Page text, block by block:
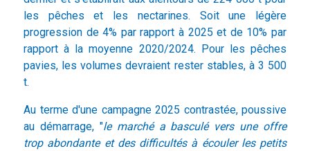
les pêches et les nectarines. Soit une légère
progression de 4% par rapport à 2025 et de 10% par
rapport à la moyenne 2020/2024. Pour les pêches
pavies, les volumes devraient rester stables, à 3 500
t.
Au terme d'une campagne 2025 contrastée, poussive
au démarrage, "le marché a basculé vers une offre
trop abondante et des difficultés à écouler les petits